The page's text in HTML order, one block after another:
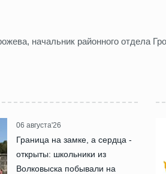
начальник районного отдела
06 августа'26
Граница на замке, а сердца -
открыты: школьники из
Волковыска побывали на